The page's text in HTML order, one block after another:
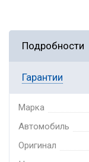
Подробности
Гарантии
Марка
Автомобиль
Оригинал